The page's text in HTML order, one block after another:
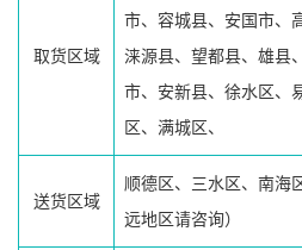
取货区域
市、容城县、安国市、
涞源县、望都县、雄县
市、安新县、徐水区、
区、满城区、
送货区域
顺德区、三水区、南海
远地区请咨询）